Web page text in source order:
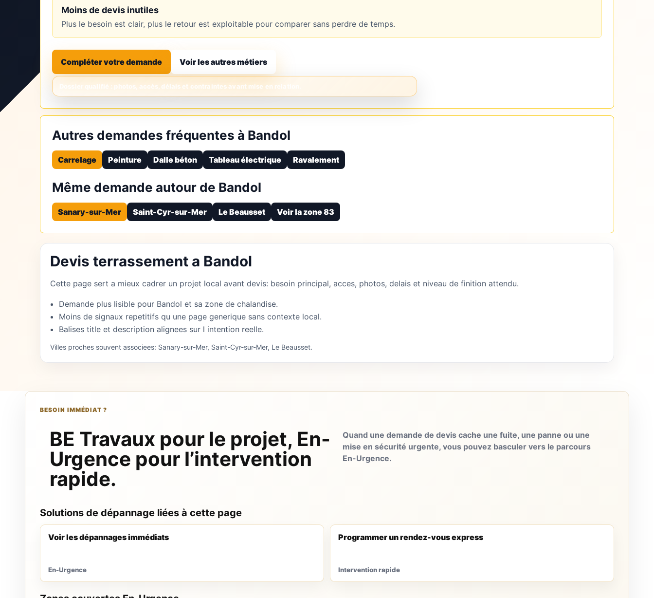
Moins de devis inutiles
Plus le besoin est clair, plus le retour est exploitable pour comparer sans perdre de temps.
Compléter votre demande Voir les autres métiers
Autres demandes fréquentes à Bandol
Carrelage Peinture Dalle béton Tableau électrique Ravalement
Même demande autour de Bandol
Sanary-sur-Mer Saint-Cyr-sur-Mer Le Beausset Voir la zone 83
Devis terrassement a Bandol
Cette page sert a mieux cadrer un projet local avant devis: besoin principal, acces, photos, delais et niveau de finition attendu.
Demande plus lisible pour Bandol et sa zone de chalandise.
Moins de signaux repetitifs qu une page generique sans contexte local.
Balises title et description alignees sur l intention reelle.
Villes proches souvent associees: Sanary-sur-Mer, Saint-Cyr-sur-Mer, Le Beausset.
BESOIN IMMÉDIAT ?
BE Travaux pour le projet, En-
Urgence pour l’intervention
rapide.
Quand une demande de devis cache une fuite, une panne ou une
mise en sécurité urgente, vous pouvez basculer vers le parcours
En-Urgence.
Solutions de dépannage liées à cette page
Voir les dépannages immédiats
En-Urgence
Programmer un rendez-vous express
Intervention rapide